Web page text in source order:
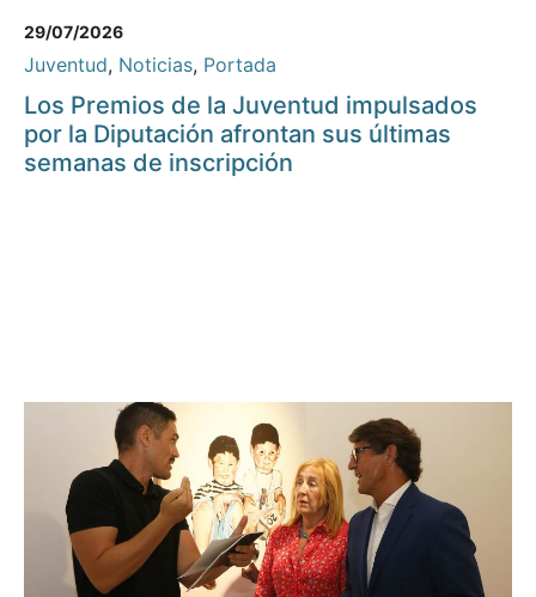
29/07/2026
Juventud, Noticias, Portada
Los Premios de la Juventud impulsados
por la Diputación afrontan sus últimas
semanas de inscripción